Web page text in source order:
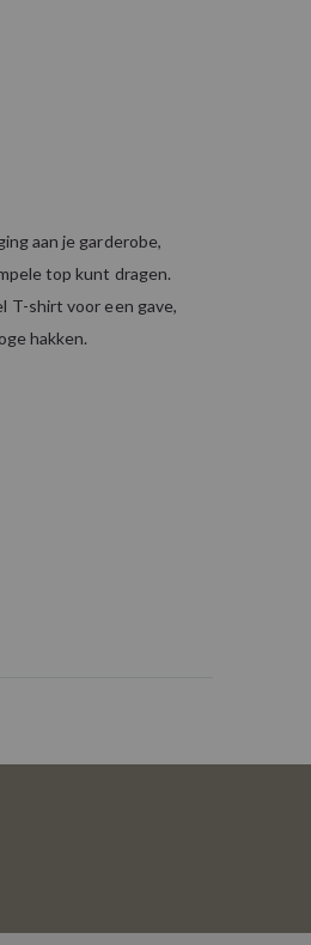
aan je garderobe,
top kunt dragen.
T-shirt voor een gave,
hakken.